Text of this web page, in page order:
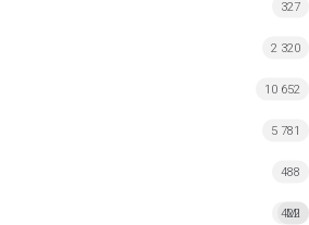
327
2 320
10 652
5 781
488
MI
422